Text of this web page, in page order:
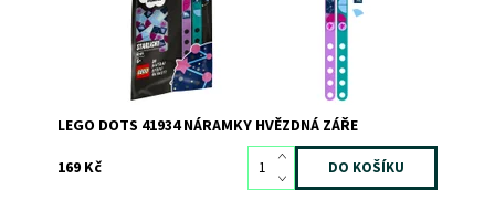
LEGO DOTS 41934 NÁRAMKY HVĚZDNÁ ZÁŘE
169 Kč